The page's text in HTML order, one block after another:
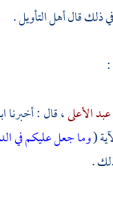
ذلك قال أهل التأويل .
:
الأعلى، قال : أخبرنا
(وما جعل عليكم في
.